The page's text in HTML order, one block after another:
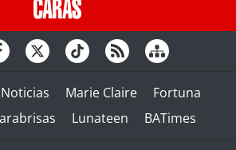
Noticias Marie Claire
Fortuna
Lunateen BATimes